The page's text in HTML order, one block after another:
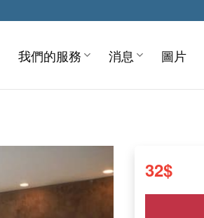
我們的服務 消息 圖片
32$